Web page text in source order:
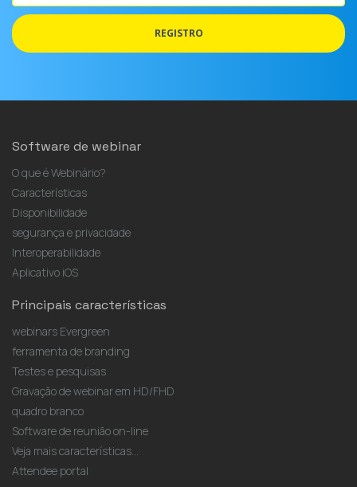
de
email
REGISTRO
Software de webinar
O que é Webinário?
Características
Disponibilidade
segurança e privacidade
Interoperabilidade
Aplicativo iOS
Principais características
webinars Evergreen
ferramenta de branding
Testes e pesquisas
Gravação de webinar em HD/FHD
quadro branco
Software de reunião on-line
Veja mais características...
Attendee portal